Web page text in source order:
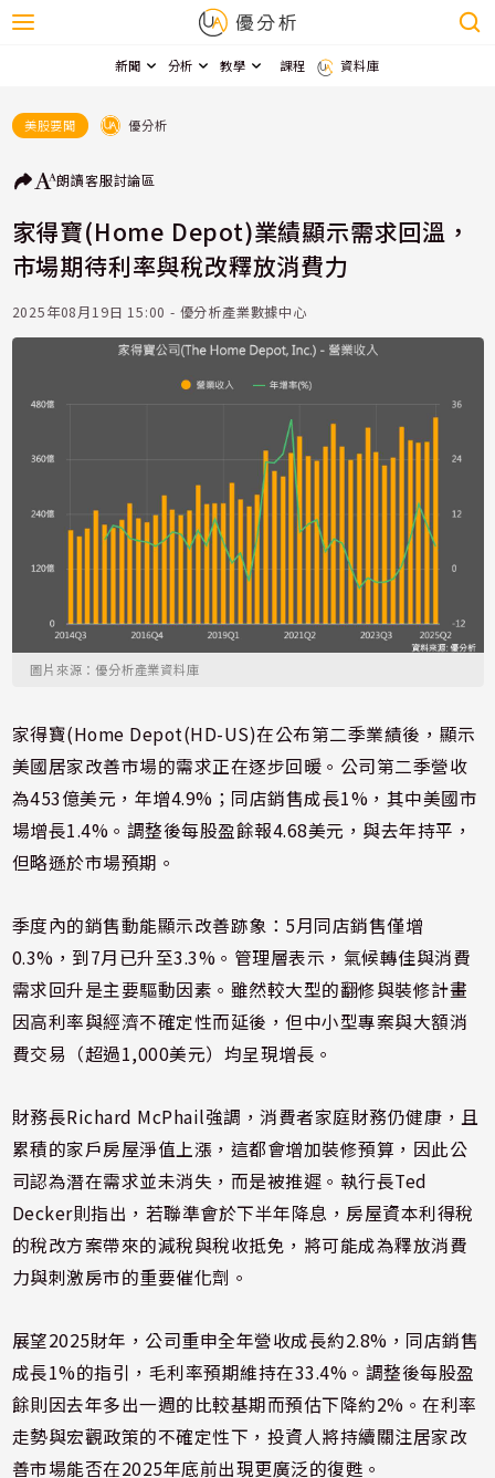
新聞 分析 教學 課程 資料庫
美股要聞 優分析
朗讀客服討論區
家得寶(Home Depot)業績顯示需求回溫，
市場期待利率與稅改釋放消費力
2025年08月19日 15:00 - 優分析產業數據中心
圖片來源：優分析產業資料庫
家得寶(Home Depot(HD-US)在公布第二季業績後，顯示
美國居家改善市場的需求正在逐步回暖。公司第二季營收
為453億美元，年增4.9%；同店銷售成長1%，其中美國市
場增長1.4%。調整後每股盈餘報4.68美元，與去年持平，
但略遜於市場預期。
季度內的銷售動能顯示改善跡象：5月同店銷售僅增
0.3%，到7月已升至3.3%。管理層表示，氣候轉佳與消費
需求回升是主要驅動因素。雖然較大型的翻修與裝修計畫
因高利率與經濟不確定性而延後，但中小型專案與大額消
費交易（超過1,000美元）均呈現增長。
財務長Richard McPhail強調，消費者家庭財務仍健康，且
累積的家戶房屋淨值上漲，這都會增加裝修預算，因此公
司認為潛在需求並未消失，而是被推遲。執行長Ted
Decker則指出，若聯準會於下半年降息，房屋資本利得稅
的稅改方案帶來的減稅與稅收抵免，將可能成為釋放消費
力與刺激房市的重要催化劑。
展望2025財年，公司重申全年營收成長約2.8%，同店銷售
成長1%的指引，毛利率預期維持在33.4%。調整後每股盈
餘則因去年多出一週的比較基期而預估下降約2%。在利率
走勢與宏觀政策的不確定性下，投資人將持續關注居家改
善市場能否在2025年底前出現更廣泛的復甦。